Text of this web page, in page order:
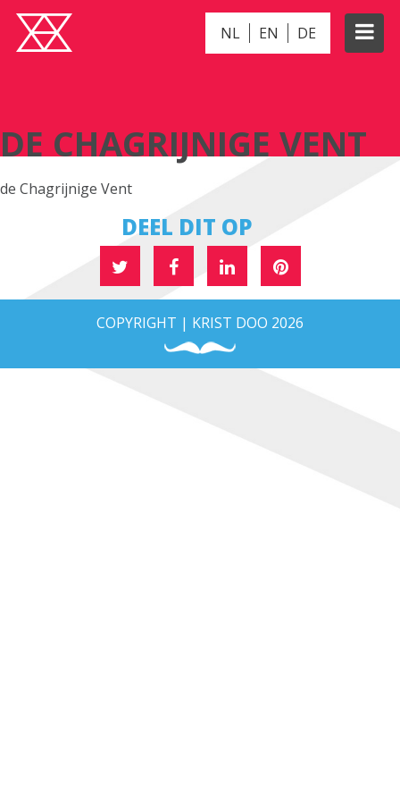
NL EN DE
DE CHAGRIJNIGE VENT
de Chagrijnige Vent
DEEL DIT OP
COPYRIGHT | KRIST DOO 2026